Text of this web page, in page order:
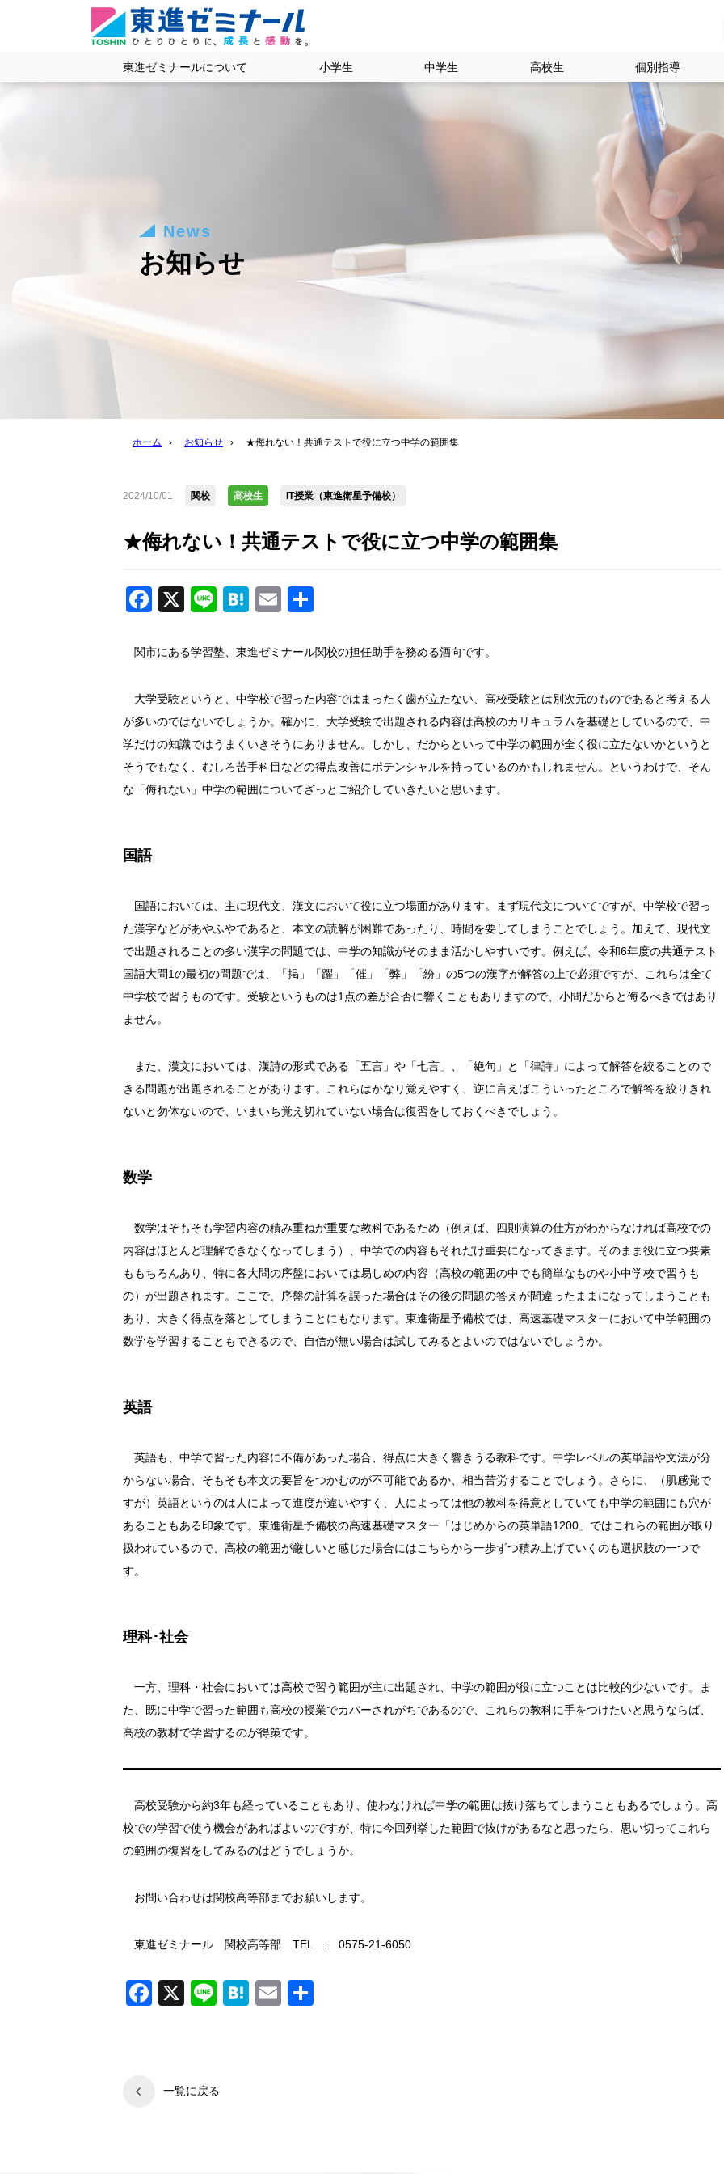
東進ゼミナールについて 小学生 中学生 高校生 個別指導
News
お知らせ
ホーム › お知らせ › ★侮れない！共通テストで役に立つ中学の範囲集
2024/10/01 関校 高校生 IT授業（東進衛星予備校）
★侮れない！共通テストで役に立つ中学の範囲集
Facebook
X LineHatena
Email
関市にある学習塾、東進ゼミナール関校の担任助手を務める酒向です。
大学受験というと、中学校で習った内容ではまったく歯が立たない、高校受験とは別次元のものであると考える人
が多いのではないでしょうか。確かに、大学受験で出題される内容は高校のカリキュラムを基礎としているので、中
学だけの知識ではうまくいきそうにありません。しかし、だからといって中学の範囲が全く役に立たないかというと
そうでもなく、むしろ苦手科目などの得点改善にポテンシャルを持っているのかもしれません。というわけで、そん
な「侮れない」中学の範囲についてざっとご紹介していきたいと思います。
国語
国語においては、主に現代文、漢文において役に立つ場面があります。まず現代文についてですが、中学校で習っ
た漢字などがあやふやであると、本文の読解が困難であったり、時間を要してしまうことでしょう。加えて、現代文
で出題されることの多い漢字の問題では、中学の知識がそのまま活かしやすいです。例えば、令和6年度の共通テスト
国語大問1の最初の問題では、「掲」「躍」「催」「弊」「紛」の5つの漢字が解答の上で必須ですが、これらは全て
中学校で習うものです。受験というものは1点の差が合否に響くこともありますので、小問だからと侮るべきではあり
ません。
また、漢文においては、漢詩の形式である「五言」や「七言」、「絶句」と「律詩」によって解答を絞ることので
きる問題が出題されることがあります。これらはかなり覚えやすく、逆に言えばこういったところで解答を絞りきれ
ないと勿体ないので、いまいち覚え切れていない場合は復習をしておくべきでしょう。
数学
数学はそもそも学習内容の積み重ねが重要な教科であるため（例えば、四則演算の仕方がわからなければ高校での
内容はほとんど理解できなくなってしまう）、中学での内容もそれだけ重要になってきます。そのまま役に立つ要素
ももちろんあり、特に各大問の序盤においては易しめの内容（高校の範囲の中でも簡単なものや小中学校で習うも
の）が出題されます。ここで、序盤の計算を誤った場合はその後の問題の答えが間違ったままになってしまうことも
あり、大きく得点を落としてしまうことにもなります。東進衛星予備校では、高速基礎マスターにおいて中学範囲の
数学を学習することもできるので、自信が無い場合は試してみるとよいのではないでしょうか。
英語
英語も、中学で習った内容に不備があった場合、得点に大きく響きうる教科です。中学レベルの英単語や文法が分
からない場合、そもそも本文の要旨をつかむのが不可能であるか、相当苦労することでしょう。さらに、（肌感覚で
すが）英語というのは人によって進度が違いやすく、人によっては他の教科を得意としていても中学の範囲にも穴が
あることもある印象です。東進衛星予備校の高速基礎マスター「はじめからの英単語1200」ではこれらの範囲が取り
扱われているので、高校の範囲が厳しいと感じた場合にはこちらから一歩ずつ積み上げていくのも選択肢の一つで
す。
理科･社会
一方、理科・社会においては高校で習う範囲が主に出題され、中学の範囲が役に立つことは比較的少ないです。ま
た、既に中学で習った範囲も高校の授業でカバーされがちであるので、これらの教科に手をつけたいと思うならば、
高校の教材で学習するのが得策です。
高校受験から約3年も経っていることもあり、使わなければ中学の範囲は抜け落ちてしまうこともあるでしょう。高
校での学習で使う機会があればよいのですが、特に今回列挙した範囲で抜けがあるなと思ったら、思い切ってこれら
の範囲の復習をしてみるのはどうでしょうか。
お問い合わせは関校高等部までお願いします。
東進ゼミナール 関校高等部 TEL : 0575-21-6050
Facebook
X LineHatena
Email
一覧に戻る